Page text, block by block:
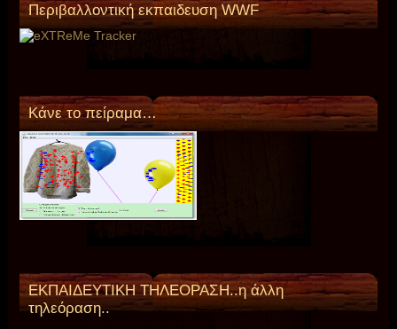
Περιβαλλοντική εκπαιδευση WWF
Κάνε το πείραμα…
ΕΚΠΑΙΔΕΥΤΙΚΗ ΤΗΛΕΟΡΑΣΗ..η άλλη
τηλεόραση..